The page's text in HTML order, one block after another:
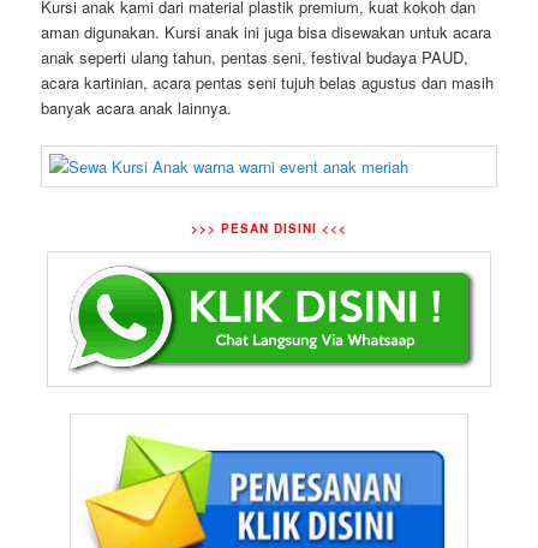
Kursi anak kami dari material plastik premium, kuat kokoh dan
aman digunakan. Kursi anak ini juga bisa disewakan untuk acara
anak seperti ulang tahun, pentas seni, festival budaya PAUD,
acara kartinian, acara pentas seni tujuh belas agustus dan masih
banyak acara anak lainnya.
>>> PESAN DISINI <<<